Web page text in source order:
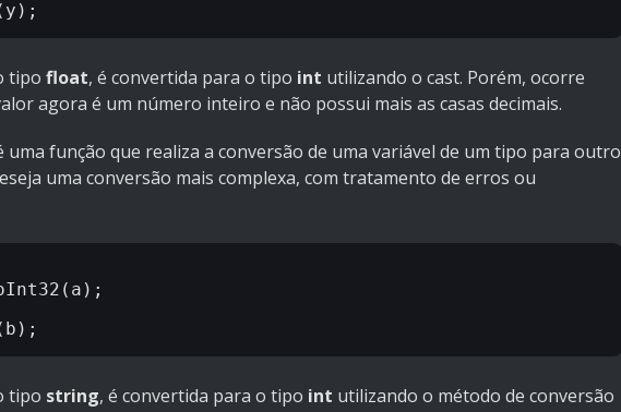
tipo float, é convertida para o tipo int utilizando o cast. Porém, ocorre
agora é um número inteiro e não possui mais as casas decimais.
uma função que realiza a conversão de uma variável de um tipo para
uma conversão mais complexa, com tratamento de erros ou
tipo string, é convertida para o tipo int utilizando o método de conversão